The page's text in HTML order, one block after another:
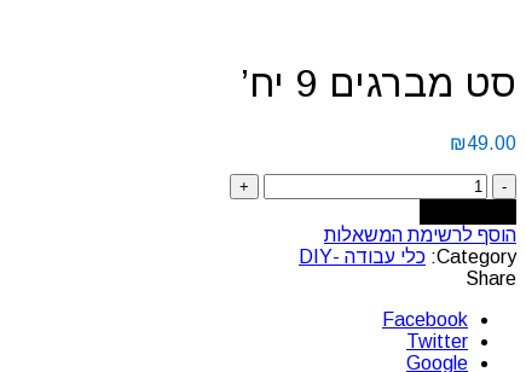
סט מברגים 9 יח’
₪49.00
הוסף לרשימת המשאלות
Category: כלי עבודה -DIY
Share
Facebook
Twitter
Google